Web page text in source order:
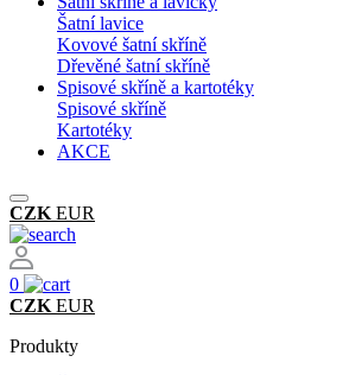
Šatní lavice
Kovové šatní skříně
Dřevěné šatní skříně
Spisové skříně a kartotéky
Spisové skříně
Kartotéky
AKCE
CZK EUR
0
CZK EUR
Produkty